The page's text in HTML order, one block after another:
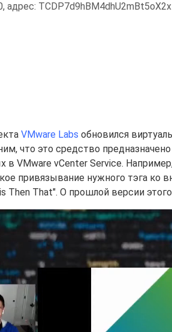
адрес:
VMware Labs обновился
что это средство
в VMware vCenter Service.
привязывание нужного тэга ко
Then That". О прошлой версии